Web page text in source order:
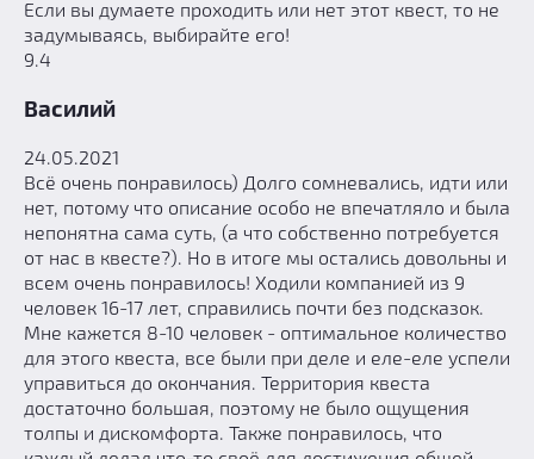
Если вы думаете проходить или нет этот квест, то не
задумываясь, выбирайте его!
9.4
Василий
24.05.2021
Всё очень понравилось) Долго сомневались, идти или
нет, потому что описание особо не впечатляло и была
непонятна сама суть, (а что собственно потребуется
от нас в квесте?). Но в итоге мы остались довольны и
всем очень понравилось! Ходили компанией из 9
человек 16-17 лет, справились почти без подсказок.
Мне кажется 8-10 человек - оптимальное количество
для этого квеста, все были при деле и еле-еле успели
управиться до окончания. Территория квеста
достаточно большая, поэтому не было ощущения
толпы и дискомфорта. Также понравилось, что